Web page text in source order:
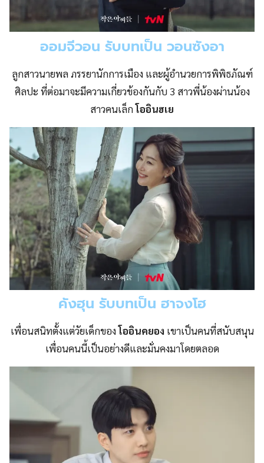
ออมจีวอน รับบทเป็น วอนซังอา
ลูกสาวนายพล ภรรยานักการเมือง และผู้อำนวยการพิพิธภัณฑ์
ศิลปะ ที่ต่อมาจะมีความเกี่ยวข้องกันกับ 3 สาวพี่น้องผ่านน้อง
สาวคนเล็กโออินฮเย
คังฮุน รับบทเป็น ฮาจงโฮ
เพื่อนสนิทตั้งแต่วัยเด็กของโออินคยองเขาเป็นคนที่สนับสนุน
เพื่อนคนนี้เป็นอย่างดีและมั่นคงมาโดยตลอด